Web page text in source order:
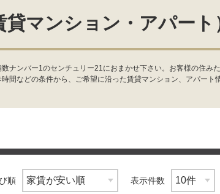
貸マンション・アパート
ナンバー1のセンチュリー21におまかせ下さい。お客様の住
間などの条件から、ご希望に沿った賃貸マンション、アパー
順 表示件数